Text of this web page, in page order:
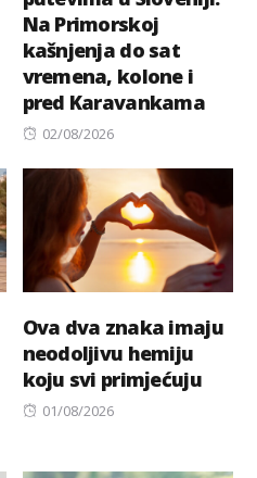
Na Primorskoj
kašnjenja do sat
vremena, kolone i
pred Karavankama
Posted
02/08/2026
Ova dva znaka imaju
neodoljivu hemiju
koju svi primјećuju
Posted
01/08/2026